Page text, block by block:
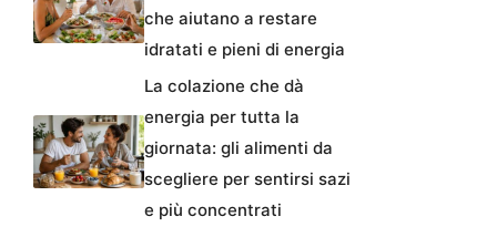
che aiutano a restare
idratati e pieni di energia
La colazione che dà
energia per tutta la
giornata: gli alimenti da
scegliere per sentirsi sazi
e più concentrati